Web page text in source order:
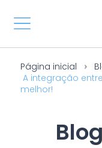
Página inicial
A integração
melhor!